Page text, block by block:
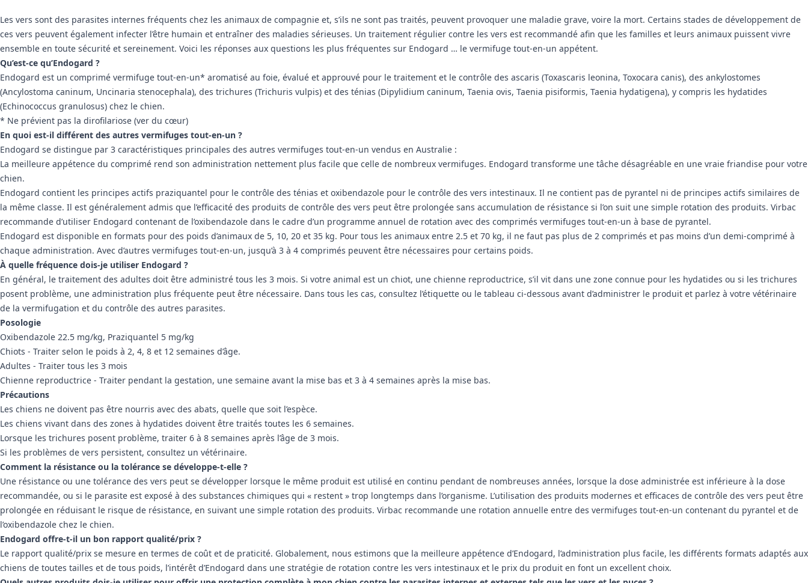
Les vers sont des parasites internes fréquents chez les animaux de compagnie et, s’ils ne sont pas traités, peuvent provoquer une maladie grave, voire la mort. Certains stades de développement de
ces vers peuvent également infecter l’être humain et entraîner des maladies sérieuses. Un traitement régulier contre les vers est recommandé afin que les familles et leurs animaux puissent vivre
ensemble en toute sécurité et sereinement. Voici les réponses aux questions les plus fréquentes sur Endogard … le vermifuge tout-en-un appétent.
Qu’est-ce qu’Endogard ?
Endogard est un comprimé vermifuge tout-en-un* aromatisé au foie, évalué et approuvé pour le traitement et le contrôle des ascaris (Toxascaris leonina, Toxocara canis), des ankylostomes
(Ancylostoma caninum, Uncinaria stenocephala), des trichures (Trichuris vulpis) et des ténias (Dipylidium caninum, Taenia ovis, Taenia pisiformis, Taenia hydatigena), y compris les hydatides
(Echinococcus granulosus) chez le chien.
* Ne prévient pas la dirofilariose (ver du cœur)
En quoi est-il différent des autres vermifuges tout-en-un ?
Endogard se distingue par 3 caractéristiques principales des autres vermifuges tout-en-un vendus en Australie :
La meilleure appétence du comprimé rend son administration nettement plus facile que celle de nombreux vermifuges. Endogard transforme une tâche désagréable en une vraie friandise pour votre
chien.
Endogard contient les principes actifs praziquantel pour le contrôle des ténias et oxibendazole pour le contrôle des vers intestinaux. Il ne contient pas de pyrantel ni de principes actifs similaires de
la même classe. Il est généralement admis que l’efficacité des produits de contrôle des vers peut être prolongée sans accumulation de résistance si l’on suit une simple rotation des produits. Virbac
recommande d’utiliser Endogard contenant de l’oxibendazole dans le cadre d’un programme annuel de rotation avec des comprimés vermifuges tout-en-un à base de pyrantel.
Endogard est disponible en formats pour des poids d’animaux de 5, 10, 20 et 35 kg. Pour tous les animaux entre 2.5 et 70 kg, il ne faut pas plus de 2 comprimés et pas moins d’un demi-comprimé à
chaque administration. Avec d’autres vermifuges tout-en-un, jusqu’à 3 à 4 comprimés peuvent être nécessaires pour certains poids.
À quelle fréquence dois-je utiliser Endogard ?
En général, le traitement des adultes doit être administré tous les 3 mois. Si votre animal est un chiot, une chienne reproductrice, s’il vit dans une zone connue pour les hydatides ou si les trichures
posent problème, une administration plus fréquente peut être nécessaire. Dans tous les cas, consultez l’étiquette ou le tableau ci-dessous avant d’administrer le produit et parlez à votre vétérinaire
de la vermifugation et du contrôle des autres parasites.
Posologie
Oxibendazole 22.5 mg/kg, Praziquantel 5 mg/kg
Chiots - Traiter selon le poids à 2, 4, 8 et 12 semaines d’âge.
Adultes - Traiter tous les 3 mois
Chienne reproductrice - Traiter pendant la gestation, une semaine avant la mise bas et 3 à 4 semaines après la mise bas.
Précautions
Les chiens ne doivent pas être nourris avec des abats, quelle que soit l’espèce.
Les chiens vivant dans des zones à hydatides doivent être traités toutes les 6 semaines.
Lorsque les trichures posent problème, traiter 6 à 8 semaines après l’âge de 3 mois.
Si les problèmes de vers persistent, consultez un vétérinaire.
Comment la résistance ou la tolérance se développe-t-elle ?
Une résistance ou une tolérance des vers peut se développer lorsque le même produit est utilisé en continu pendant de nombreuses années, lorsque la dose administrée est inférieure à la dose
recommandée, ou si le parasite est exposé à des substances chimiques qui « restent » trop longtemps dans l’organisme. L’utilisation des produits modernes et efficaces de contrôle des vers peut être
prolongée en réduisant le risque de résistance, en suivant une simple rotation des produits. Virbac recommande une rotation annuelle entre des vermifuges tout-en-un contenant du pyrantel et de
l’oxibendazole chez le chien.
Endogard offre-t-il un bon rapport qualité/prix ?
Le rapport qualité/prix se mesure en termes de coût et de praticité. Globalement, nous estimons que la meilleure appétence d’Endogard, l’administration plus facile, les différents formats adaptés aux
chiens de toutes tailles et de tous poids, l’intérêt d’Endogard dans une stratégie de rotation contre les vers intestinaux et le prix du produit en font un excellent choix.